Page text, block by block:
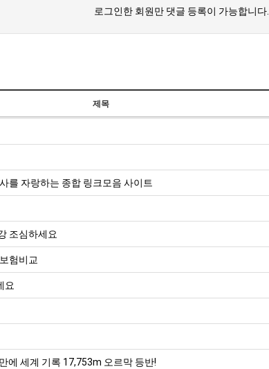
로그인한 회원만 댓글 등록이 가능합니다.
제목
를 자랑하는 종합 링크모음 사이트
조심하세요
험비교
요
에 세계 기록 17,753m 오르막 등반!
08.19
ddddd
서
분
성
이
실
가입인사드립니다~
게시물이 없습니다.